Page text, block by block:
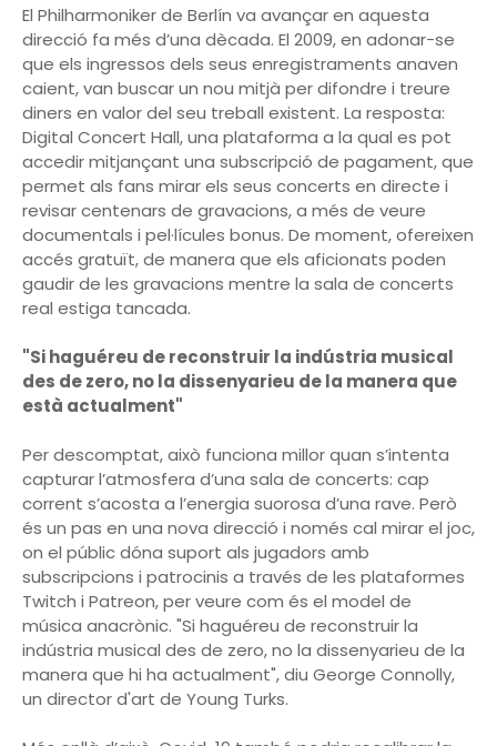
El Philharmoniker de Berlín va avançar en aquesta
direcció fa més d’una dècada. El 2009, en adonar-se
que els ingressos dels seus enregistraments anaven
caient, van buscar un nou mitjà per difondre i treure
diners en valor del seu treball existent. La resposta:
Digital Concert Hall, una plataforma a la qual es pot
accedir mitjançant una subscripció de pagament, que
permet als fans mirar els seus concerts en directe i
revisar centenars de gravacions, a més de veure
documentals i pel·lícules bonus. De moment, ofereixen
accés gratuït, de manera que els aficionats poden
gaudir de les gravacions mentre la sala de concerts
real estiga tancada.
"Si haguéreu de reconstruir la indústria musical
des de zero, no la dissenyarieu de la manera que
està actualment"
Per descomptat, això funciona millor quan s’intenta
capturar l’atmosfera d’una sala de concerts: cap
corrent s’acosta a l’energia suorosa d’una rave. Però
és un pas en una nova direcció i només cal mirar el joc,
on el públic dóna suport als jugadors amb
subscripcions i patrocinis a través de les plataformes
Twitch i Patreon, per veure com és el model de
música anacrònic. "Si haguéreu de reconstruir la
indústria musical des de zero, no la dissenyarieu de la
manera que hi ha actualment", diu George Connolly,
un director d'art de Young Turks.